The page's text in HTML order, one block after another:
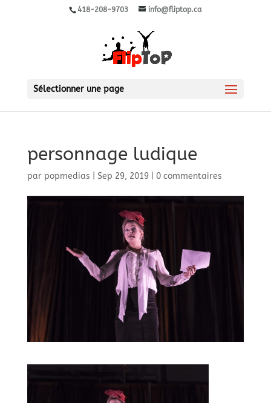
418-208-9703 info@fliptop.ca
Sélectionner une page
personnage ludique
par popmedias Sep 29, 2019| 0 commentaires